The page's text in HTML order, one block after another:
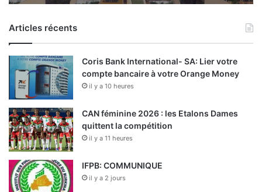
Articles récents
Coris Bank International- SA: Lier votre
compte bancaire à votre Orange Money
il y a 10 heures
CAN féminine 2026 : les Etalons Dames
quittent la compétition
il y a 11 heures
IFPB: COMMUNIQUE
il y a 2 jours